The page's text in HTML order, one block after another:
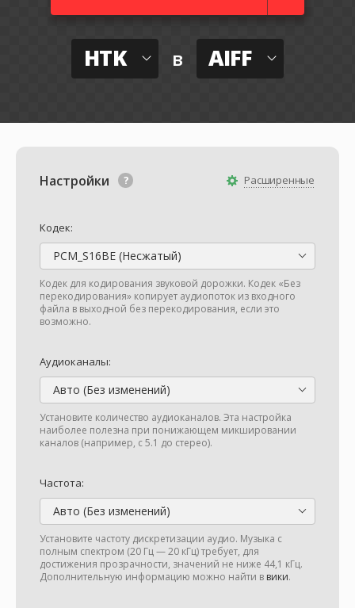
HTK в AIFF
Расширенные
Настройки
Кодек:
PCM_S16BE (Несжатый)
Кодек для кодирования звуковой дорожки. Кодек «Без
перекодирования» копирует аудиопоток из входного
файла в выходной без перекодирования, если это
возможно.
Аудиоканалы:
Авто (Без изменений)
Установите количество аудиоканалов. Эта настройка
наиболее полезна при понижающем микшировании
каналов (например, с 5.1 до стерео).
Частота:
Авто (Без изменений)
Установите частоту дискретизации аудио. Музыка с
полным спектром (20 Гц — 20 кГц) требует, для
достижения прозрачности, значений не ниже 44,1 кГц.
Дополнительную информацию можно найти в вики.